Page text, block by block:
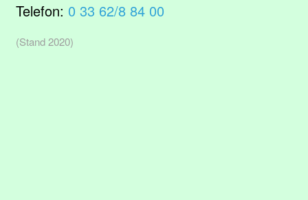
Telefon: 0 33 62/8 84 00
(Stand 2020)